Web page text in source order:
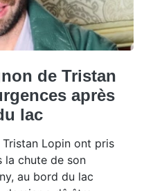
de Tristan
après
lac
Tristan Lopin ont pris
la chute de son
au bord du lac